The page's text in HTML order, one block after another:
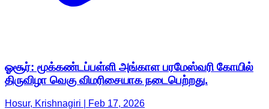
ஓசூர்: மூக்கண்டப்பள்ளி அங்காள பரமேஸ்வரி கோயில்
திருவிழா வெகு விமரிசையாக நடைபெற்றது.
Hosur, Krishnagiri | Feb 17, 2026